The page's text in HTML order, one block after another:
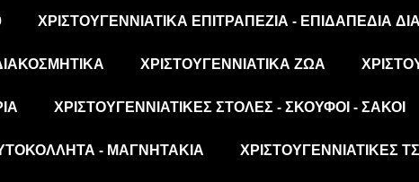
ΧΡΙΣΤΟΥΓΕΝΝΙΆΤΙΚΑ ΕΠΙΤΡΑΠΈΖΙΑ - ΕΠΙΔΑΠΈΔΙΑ
ΧΡΙΣΤΟΥΓΕΝΝΙΆΤΙΚΑ ΖΏΑ
ΧΡΙΣΤΟΥΓΕΝΝΙΆΤΙΚΕΣ ΣΤΟΛΈΣ - ΣΚΟΎΦΟΙ - ΣΆΚΟΙ
- ΜΑΓΝΗΤΆΚΙΑ ΧΡΙΣΤΟΥΓΕΝΝΙΆΤΙΚΕΣ